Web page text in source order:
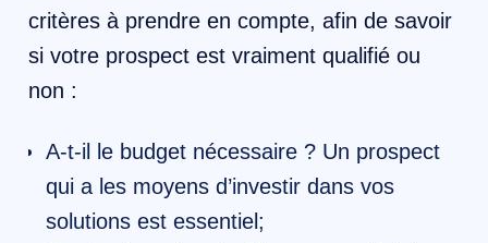
critères à prendre en compte, afin de savoir
si votre prospect est vraiment qualifié ou
non :
A-t-il le budget nécessaire ? Un prospect
qui a les moyens d’investir dans vos
solutions est essentiel;